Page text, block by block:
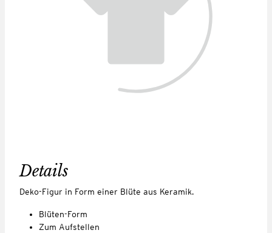
Details
Deko-Figur in Form einer Blüte aus Keramik.
Blüten-Form
Zum Aufstellen